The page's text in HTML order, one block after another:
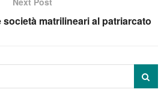
matrilineari al patriarcato